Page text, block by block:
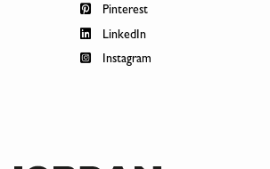
Pinterest
LinkedIn
Instagram